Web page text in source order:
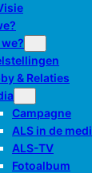
& Relaties
Campagne
ALS in de
ALS-TV
Fotoalbum